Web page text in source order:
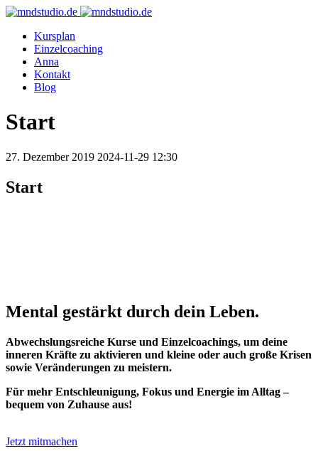
Kursplan
Einzelcoaching
Anna
Kontakt
Blog
Start
27. Dezember 2019 2024-11-29 12:30
Start
Mental gestärkt durch dein Leben.
Abwechslungsreiche Kurse und Einzelcoachings, um deine
inneren Kräfte zu aktivieren und kleine oder auch große Krisen
sowie Veränderungen zu meistern.
Für mehr Entschleunigung, Fokus und Energie im Alltag –
bequem von Zuhause aus!
Jetzt mitmachen